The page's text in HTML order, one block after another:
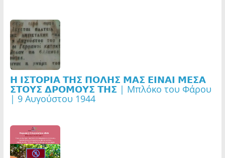
𝝜 𝝞𝝨𝝩𝝤𝝦𝝞𝝖 𝝩𝝜𝝨 𝝥𝝤𝝠𝝜𝝨 𝝡𝝖𝝨 𝝚𝝞𝝢𝝖𝝞 𝝡𝝚𝝨𝝖
𝝨𝝩𝝤𝝪𝝨 𝝙𝝦𝝤𝝡𝝤𝝪𝝨 𝝩𝝜𝝨 | Μπλόκο του Φάρου
| 9 Αυγούστου 1944